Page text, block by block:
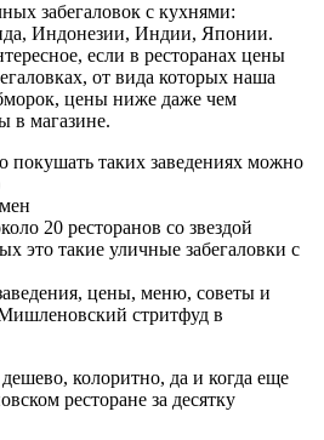
забегаловок с кухнями:
Индонезии, Индии, Японии.
если в ресторанах цены
от вида которых наша
цены ниже даже чем
в магазине.
покушать таких заведениях можно
20 ресторанов со звездой
это такие уличные забегаловки с
цены, меню, советы и
стритфуд в
колоритно, да и когда еще
ресторане за десятку